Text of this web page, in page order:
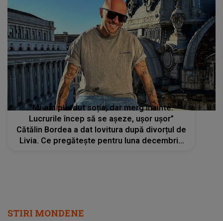
”Mi-am pierdut soția, dar merg înainte.
Lucrurile încep să se așeze, ușor ușor”
Cătălin Bordea a dat lovitura după divorțul de
Livia. Ce pregătește pentru luna decembrie
STIRI MONDENE